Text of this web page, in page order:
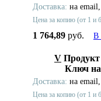
Доставка: на email,
Цена за копию (от 1 и
1 764,89 руб. В
V Продукт
Ключ на
Доставка: на email,
Цена за копию (от 1 и